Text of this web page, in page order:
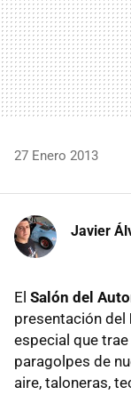
27 Enero 2013
Javier
El Salón del
presentación del
especial que
paragolpes de
aire, taloneras,